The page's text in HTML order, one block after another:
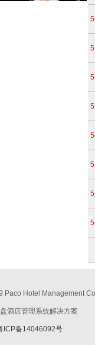
Paco Hotel Management
酒店管理系统解决方案
ICP备14046092号